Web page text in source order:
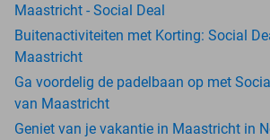
Maastricht - Social Deal
Buitenactiviteiten met Korting: Social
Maastricht
Ga voordelig de padelbaan op met
van Maastricht
Geniet van je vakantie in Maastricht in